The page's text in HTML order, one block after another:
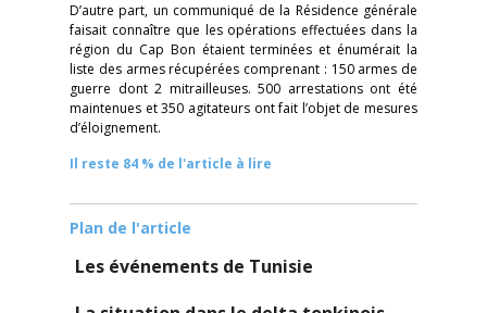
D’autre part, un communiqué de la Résidence générale
faisait connaître que les opérations effectuées dans la
région du Cap Bon étaient terminées et énumérait la
liste des armes récupérées comprenant : 150 armes de
guerre dont 2 mitrailleuses. 500 arrestations ont été
maintenues et 350 agitateurs ont fait l’objet de mesures
d’éloignement.
Il reste 84 % de l'article à lire
Plan de l'article
Les événements de Tunisie